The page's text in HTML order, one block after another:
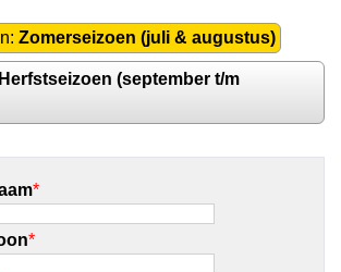
Zomerseizoen (juli & augustus)
Herfstseizoen (september t/m
*
*